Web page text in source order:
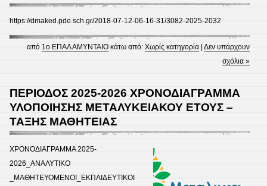
https://dmaked.pde.sch.gr/2018-07-12-06-16-31/3082-2025-2032
από 1ο ΕΠΑΛ ΑΜΥΝΤΑΙΟ κάτω από:Χωρίς κατηγορία |Δεν υπάρχουν
σχόλια »
ΠΕΡΙΟΔΟΣ 2025-2026 ΧΡΟΝΟΔΙΑΓΡΑΜΜΑ
ΥΛΟΠΟΙΗΣΗΣ ΜΕΤΑΛΥΚΕΙΑΚΟΥ ΕΤΟΥΣ –
ΤΑΞΗΣ ΜΑΘΗΤΕΙΑΣ
ΧΡΟΝΟΔΙΑΓΡΑΜΜΑ 2025-
2026_ΑΝΑΛΥΤΙΚΟ
_ΜΑΘΗΤΕΥΟΜΕΝΟΙ_ΕΚΠΑΙΔΕΥΤΙΚΟΙ